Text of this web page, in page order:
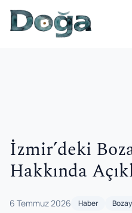
İçeriğe geç
İzmir’deki
Hakkında
6 Temmuz 2026 Haber